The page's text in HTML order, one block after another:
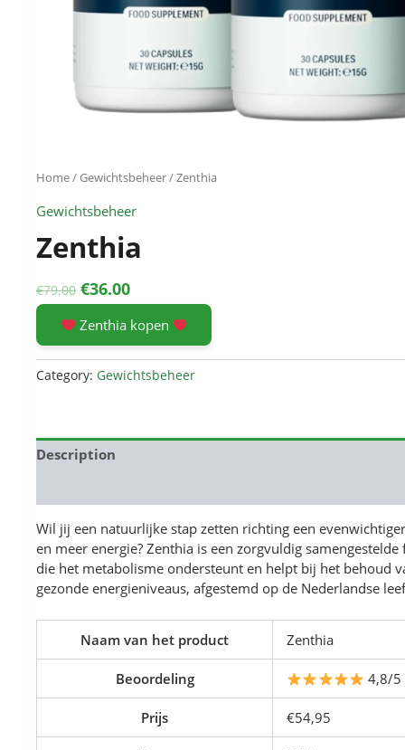
Home/Gewichtsbeheer/ Zenthia
Gewichtsbeheer
Zenthia
€79.00 Original
price
was:
€79.00.
€36.00Current
price
is:
€36.00.
Zenthia kopen
Category: Gewichtsbeheer
Description
Wil jij een natuurlijke stap zetten richting een
en meer energie? Zenthia is een zorgvuldig
die het metabolisme ondersteunt en helpt bij het behoud
gezonde energieniveaus, afgestemd op de Nederlandse
Naam van het product Zenthia
Beoordeling 4,8/5
Prijs €54,95